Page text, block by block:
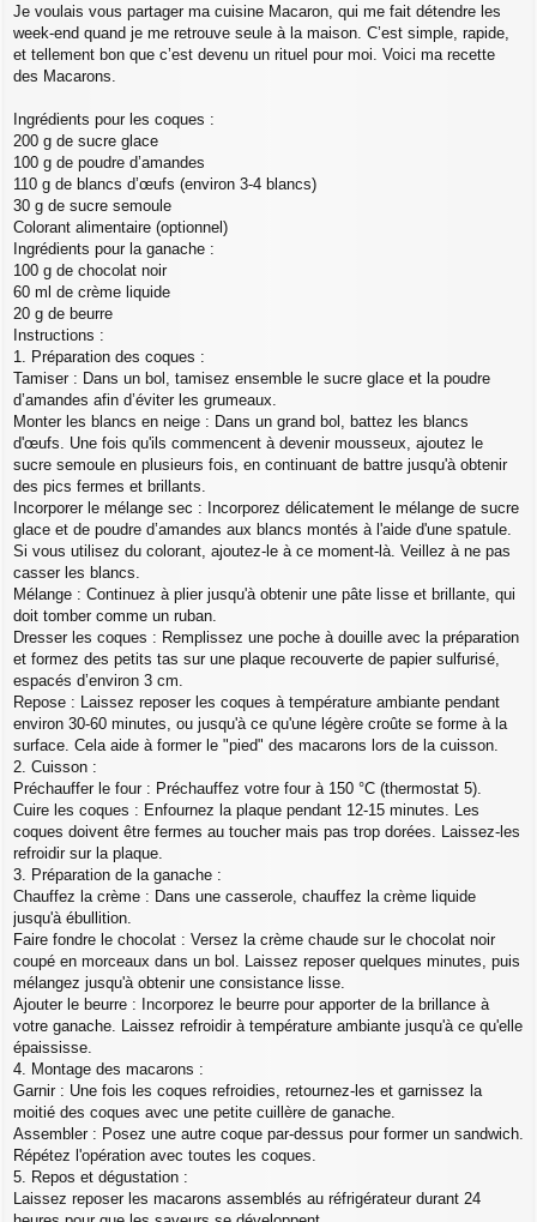
a
g
Je voulais vous partager ma cuisine Macaron, qui me fait détendre les
week-end quand je me retrouve seule à la maison. C’est simple, rapide,
et tellement bon que c’est devenu un rituel pour moi. Voici ma recette
des Macarons.
Ingrédients pour les coques :
200 g de sucre glace
100 g de poudre d’amandes
110 g de blancs d’œufs (environ 3-4 blancs)
30 g de sucre semoule
Colorant alimentaire (optionnel)
Ingrédients pour la ganache :
100 g de chocolat noir
60 ml de crème liquide
20 g de beurre
Instructions :
1. Préparation des coques :
Tamiser : Dans un bol, tamisez ensemble le sucre glace et la poudre
d’amandes afin d’éviter les grumeaux.
Monter les blancs en neige : Dans un grand bol, battez les blancs
d'œufs. Une fois qu'ils commencent à devenir mousseux, ajoutez le
sucre semoule en plusieurs fois, en continuant de battre jusqu'à obtenir
des pics fermes et brillants.
Incorporer le mélange sec : Incorporez délicatement le mélange de sucre
glace et de poudre d’amandes aux blancs montés à l'aide d'une spatule.
Si vous utilisez du colorant, ajoutez-le à ce moment-là. Veillez à ne pas
casser les blancs.
Mélange : Continuez à plier jusqu'à obtenir une pâte lisse et brillante, qui
doit tomber comme un ruban.
Dresser les coques : Remplissez une poche à douille avec la préparation
et formez des petits tas sur une plaque recouverte de papier sulfurisé,
espacés d’environ 3 cm.
Repose : Laissez reposer les coques à température ambiante pendant
environ 30-60 minutes, ou jusqu'à ce qu'une légère croûte se forme à la
surface. Cela aide à former le "pied" des macarons lors de la cuisson.
2. Cuisson :
Préchauffer le four : Préchauffez votre four à 150 °C (thermostat 5).
Cuire les coques : Enfournez la plaque pendant 12-15 minutes. Les
coques doivent être fermes au toucher mais pas trop dorées. Laissez-les
refroidir sur la plaque.
3. Préparation de la ganache :
Chauffez la crème : Dans une casserole, chauffez la crème liquide
jusqu'à ébullition.
Faire fondre le chocolat : Versez la crème chaude sur le chocolat noir
coupé en morceaux dans un bol. Laissez reposer quelques minutes, puis
mélangez jusqu'à obtenir une consistance lisse.
Ajouter le beurre : Incorporez le beurre pour apporter de la brillance à
votre ganache. Laissez refroidir à température ambiante jusqu'à ce qu'elle
épaississe.
4. Montage des macarons :
Garnir : Une fois les coques refroidies, retournez-les et garnissez la
moitié des coques avec une petite cuillère de ganache.
Assembler : Posez une autre coque par-dessus pour former un sandwich.
Répétez l'opération avec toutes les coques.
5. Repos et dégustation :
Laissez reposer les macarons assemblés au réfrigérateur durant 24